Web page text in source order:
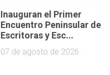
Inauguran el Primer
Encuentro Peninsular de
Escritoras y Esc...
07 de agosto de 2026